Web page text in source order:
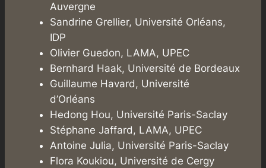
Auvergne
Sandrine Grellier, Université Orléans,
IDP
Olivier Guedon, LAMA, UPEC
Bernhard Haak, Université de Bordeaux
Guillaume Havard, Université
d’Orléans
Hedong Hou, Université Paris-Saclay
Stéphane Jaffard, LAMA, UPEC
Antoine Julia, Université Paris-Saclay
Flora Koukiou, Université de Cergy